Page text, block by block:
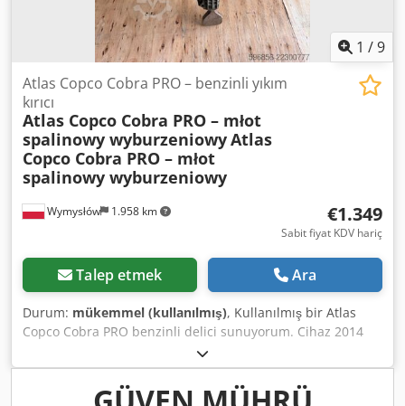
1 /9
Wymysłów 1.958 km
Atlas Copco Cobra PRO – benzinli yıkım
kırıcı
Atlas Copco Cobra PRO – młot
spalinowy wyburzeniowyAtlas
Copco Cobra PRO – młot
spalinowy wyburzeniowy
€1.349
Sabit fiyat KDV hariç
Talep etmek Ara
Durum: mükemmel (kullanılmış), Kullanılmış bir Atlas
Copco Cobra PRO benzinli delici sunuyorum. Cihaz 2014
model olup İsveç'te üretilmiştir. Cobra PRO modeli, inşaat,
yol ve yıkım işleri için tasarlanmış profesyonel bir benzinli
delici olup, elektrik bağlantısı veya kompresör gerektirmez,